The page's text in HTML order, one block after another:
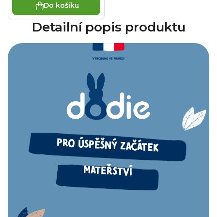
Do košíku
Detailní popis produktu
VYROBENO VE FRANCII
PRO ÚSPĚŠNÝ ZAČÁTEK
MATEŘSTVÍ